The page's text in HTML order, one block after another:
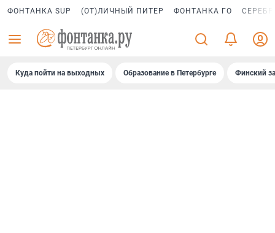
ФОНТАНКА SUP (ОТ)ЛИЧНЫЙ ПИТЕР ФОНТАНКА ГО
Куда пойти на выходных Образование в Петербурге Финский